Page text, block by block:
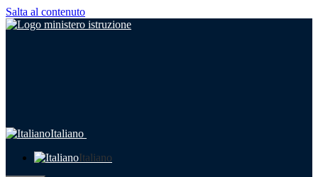
Salta al contenuto
Italiano
Italiano